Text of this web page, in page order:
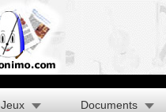
Jeux Documents